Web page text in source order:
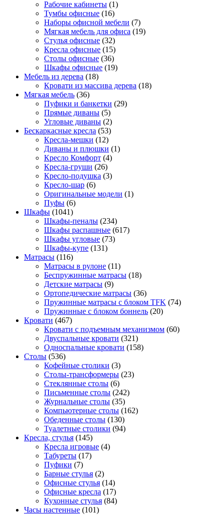
Рабочие кабинеты (1)
Тумбы офисные (16)
Наборы офисной мебели (7)
Мягкая мебель для офиса (19)
Стулья офисные (32)
Кресла офисные (15)
Столы офисные (36)
Шкафы офисные (19)
Мебель из дерева (18)
Кровати из массива дерева (18)
Мягкая мебель (36)
Пуфики и банкетки (29)
Прямые диваны (5)
Угловые диваны (2)
Бескаркасные кресла (53)
Кресла-мешки (12)
Диваны и плюшки (1)
Кресло Комфорт (4)
Кресла-груши (26)
Кресло-подушка (3)
Кресло-шар (6)
Оригинальные модели (1)
Пуфы (6)
Шкафы (1041)
Шкафы-пеналы (234)
Шкафы распашные (617)
Шкафы угловые (73)
Шкафы-купе (131)
Матрасы (116)
Матрасы в рулоне (11)
Беспружинные матрасы (18)
Детские матрасы (9)
Ортопедические матрасы (36)
Пружинные матрасы с блоком TFK (74)
Пружинные с блоком боннель (20)
Кровати (467)
Кровати с подъемным механизмом (60)
Двуспальные кровати (321)
Односпальные кровати (158)
Столы (536)
Кофейные столики (3)
Столы-трансформеры (23)
Стеклянные столы (6)
Письменные столы (242)
Журнальные столы (35)
Компьютерные столы (162)
Обеденные столы (130)
Туалетные столики (94)
Кресла, стулья (145)
Кресла игровые (4)
Табуреты (17)
Пуфики (7)
Барные стулья (2)
Офисные стулья (14)
Офисные кресла (17)
Кухонные стулья (84)
Часы настенные (101)